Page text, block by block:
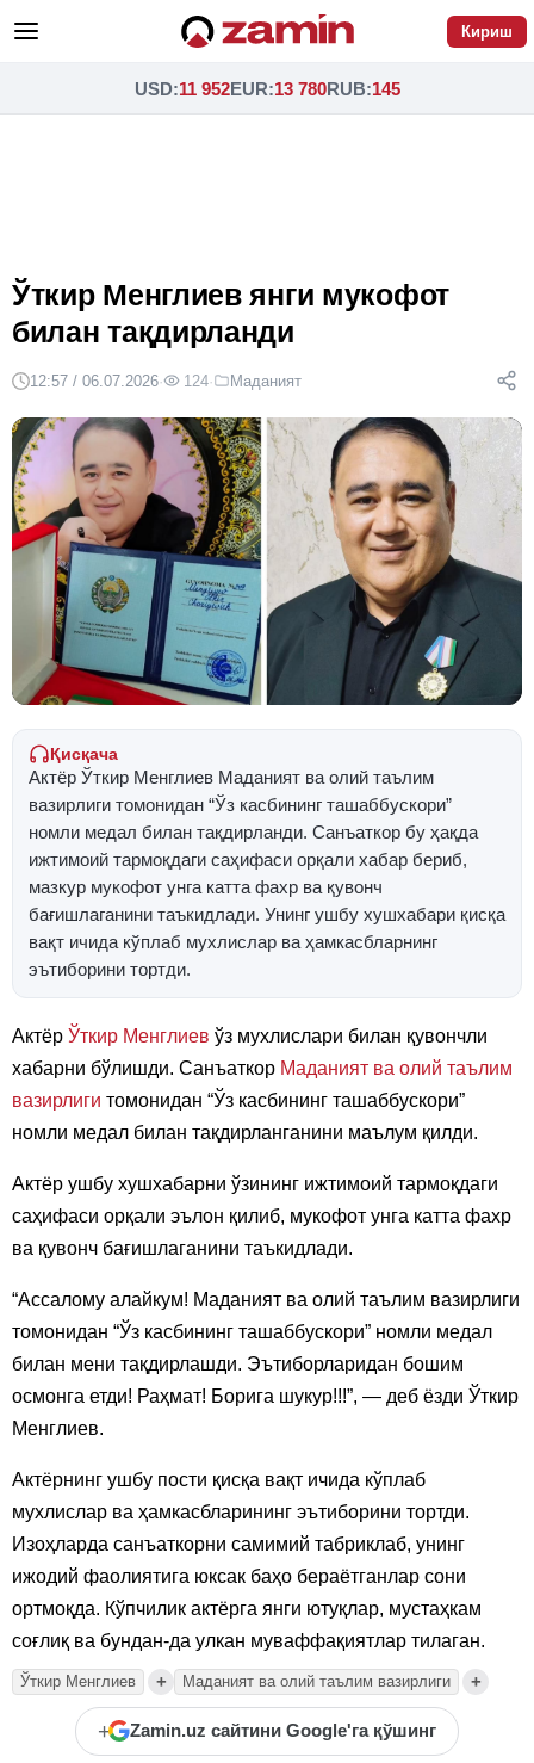
Кириш
USD:11 952EUR:13 780RUB:145
Ўткир Менглиев янги мукофот
билан тақдирланди
12:57 / 06.07.2026· 124· Маданият
Қисқача
Актёр Ўткир Менглиев Маданият ва олий таълим
вазирлиги томонидан “Ўз касбининг ташаббускори”
номли медал билан тақдирланди. Санъаткор бу ҳақда
ижтимоий тармоқдаги саҳифаси орқали хабар бериб,
мазкур мукофот унга катта фахр ва қувонч
бағишлаганини таъкидлади. Унинг ушбу хушхабари қисқа
вақт ичида кўплаб мухлислар ва ҳамкасбларнинг
эътиборини тортди.
Актёр Ўткир Менглиев ўз мухлислари билан қувончли
хабарни бўлишди. Санъаткор Маданият ва олий таълим
вазирлиги томонидан “Ўз касбининг ташаббускори”
номли медал билан тақдирланганини маълум қилди.
Актёр ушбу хушхабарни ўзининг ижтимоий тармоқдаги
саҳифаси орқали эълон қилиб, мукофот унга катта фахр
ва қувонч бағишлаганини таъкидлади.
“Ассалому алайкум! Маданият ва олий таълим вазирлиги
томонидан “Ўз касбининг ташаббускори” номли медал
билан мени тақдирлашди. Эътиборларидан бошим
осмонга етди! Раҳмат! Борига шукур!!!”, — деб ёзди Ўткир
Менглиев.
Актёрнинг ушбу пости қисқа вақт ичида кўплаб
мухлислар ва ҳамкасбларининг эътиборини тортди.
Изоҳларда санъаткорни самимий табриклаб, унинг
ижодий фаолиятига юксак баҳо бераётганлар сони
ортмоқда. Кўпчилик актёрга янги ютуқлар, мустаҳкам
соғлиқ ва бундан-да улкан муваффақиятлар тилаган.
Ўткир Менглиев + Маданият ва олий таълим вазирлиги +
+ Zamin.uz сайтини Google'га қўшинг